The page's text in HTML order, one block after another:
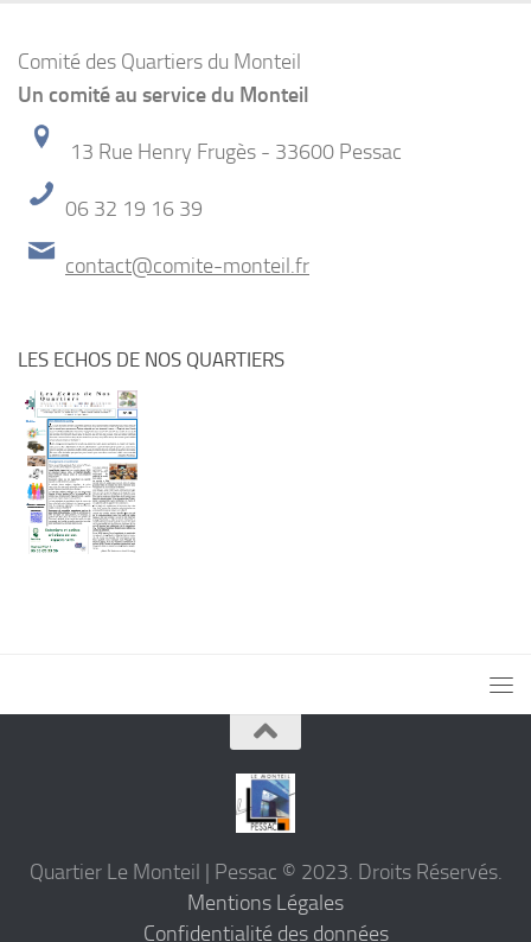
Comité des Quartiers du Monteil
Un comité au service du Monteil
13 Rue Henry Frugès - 33600 Pessac
06 32 19 16 39
contact@comite-monteil.fr
LES ECHOS DE NOS QUARTIERS
Quartier Le Monteil | Pessac © 2023. Droits Réservés.
Mentions Légales
Confidentialité des données